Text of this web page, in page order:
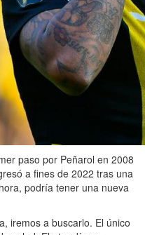
paso por Peñarol en 2008
a fines de 2022 tras una
podría tener una nueva
iremos a buscarlo. El único